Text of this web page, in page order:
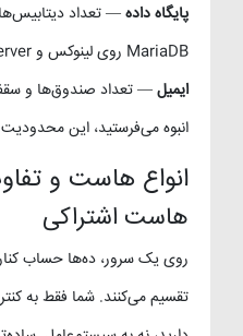
پایگاه داده
MariaDB روی لینوکس و SQL Server روی ویندوز).
ایمیل— تعداد صندوق‌ها و سقف
انبوه می‌فرستید، این
انواع هاست و
هاست اشتراکی
روی یک سرور، ده‌ها حساب کنار
تقسیم می‌کنند. شما فقط به